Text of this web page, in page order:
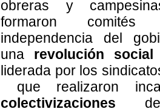
obreras y
formaron
independencia del
una revolución social
liderada por los
que realizaron
colectivizaciones de